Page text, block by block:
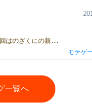
こんにちは。テストがてらブログを投稿してみます。 今回はのざくにの新作を出展するのですが、 なんとのざくに本人が諸事情によりどうしても会場に行かれません。。。 相方のささきくんに託しましたので、よろしくお願いいたします。 （のざくに）
モテゲ
一覧へ